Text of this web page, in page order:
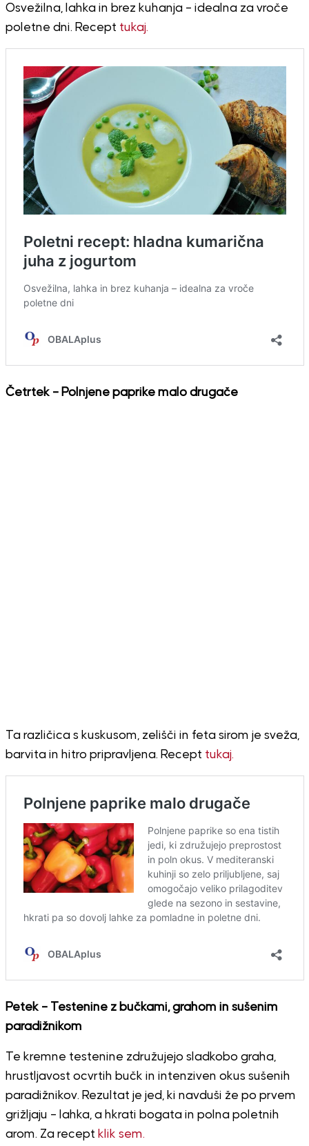
Osvežilna, lahka in brez kuhanja – idealna za vroče
poletne dni. Recept tukaj.
Četrtek – Polnjene paprike malo drugače
Ta različica s kuskusom, zelišči in feta sirom je sveža,
barvita in hitro pripravljena. Recept tukaj.
Petek – Testenine z bučkami, grahom in sušenim
paradižnikom
Te kremne testenine združujejo sladkobo graha,
hrustljavost ocvrtih bučk in intenziven okus sušenih
paradižnikov. Rezultat je jed, ki navduši že po prvem
grižljaju – lahka, a hkrati bogata in polna poletnih
arom. Za recept klik sem.